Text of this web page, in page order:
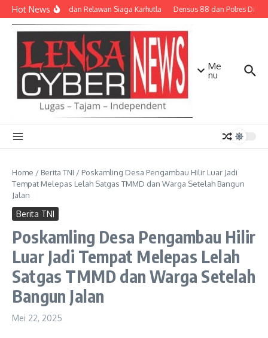
Lewati ke konten
Hot NewsTNI-Polri dan Relawan Siaga Karhutla Densus 88 dan Polres
Me
nu
Home / Berita TNI / Poskamling Desa Pengambau Hilir Luar Jadi
Tempat Melepas Lelah Satgas TMMD dan Warga Setelah Bangun
Jalan
Berita TNI
Poskamling Desa Pengambau Hilir
Luar Jadi Tempat Melepas Lelah
Satgas TMMD dan Warga Setelah
Bangun Jalan
Mei 22, 2025